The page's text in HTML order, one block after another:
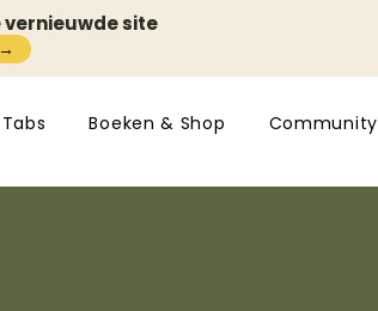
vernieuwde site
Boeken & Shop Community